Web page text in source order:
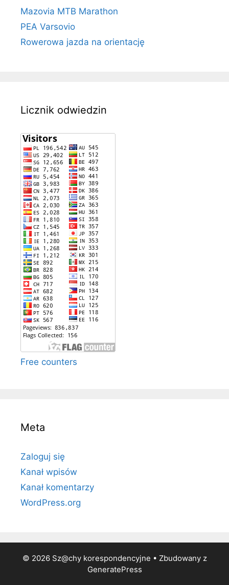
Mazovia MTB Marathon
PEA Varsovio
Rowerowa jazda na orientację
Licznik odwiedzin
Free counters
Meta
Zaloguj się
Kanał wpisów
Kanał komentarzy
WordPress.org
© 2026 Sz@chy korespondencyjne • Zbudowany z
GeneratePress